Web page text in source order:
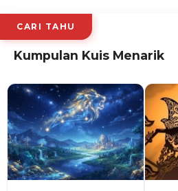
CARI TAHU
Kumpulan Kuis Menarik